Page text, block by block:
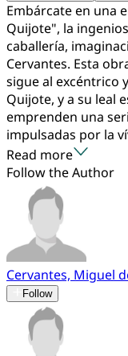
Embárcate en una
Quijote", la
caballería,
Cervantes. Esta
sigue al excéntrico
Quijote, y a su leal
emprenden una
impulsadas por la
Read more
Follow the Author
Cervantes, Miguel
Follow